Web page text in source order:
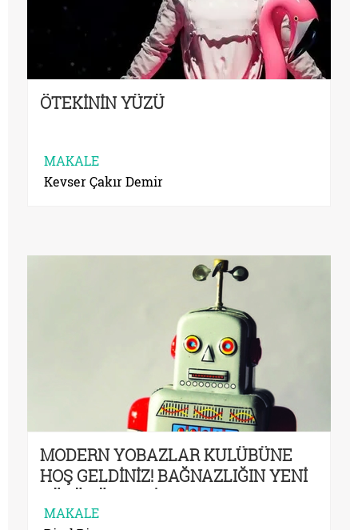
ÖTEKİNİN YÜZÜ
MAKALE
Kevser Çakır Demir
MODERN YOBAZLAR KULÜBÜNE
HOŞ GELDİNİZ! BAĞNAZLIĞIN YENİ
GÖRÜNÜMLERİ
MAKALE